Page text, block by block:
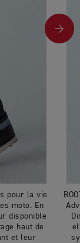
pour la vie
moto. En
disponible
haut de
et leur